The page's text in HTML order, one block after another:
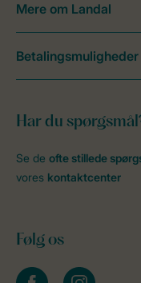
Har du
Se de ofte stillede
vores kontaktcenter
Følg os
facebookinstagram
Mere om Landal
Betalingsmuligheder